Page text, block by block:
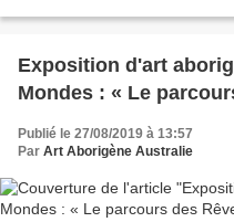
Exposition d'art
Mondes : « Le
Publié le 27/08/2019 à 13:57
Par Art Aborigène Australie